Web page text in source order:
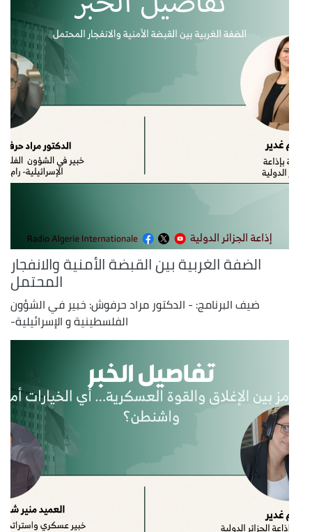
الضفة الغربية بين القبضة الأمنية والانفجار
المحتمل
ضيف البرنامج: - الدكتور مراد حرفوش: خبير في الشؤون
الفلسطينية و الإسرائيلية-